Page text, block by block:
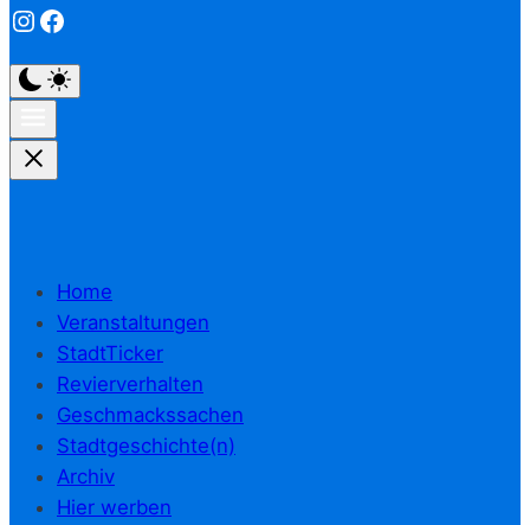
Instagram
Facebook
Home
Veranstaltungen
StadtTicker
Revierverhalten
Geschmackssachen
Stadtgeschichte(n)
Archiv
Hier werben